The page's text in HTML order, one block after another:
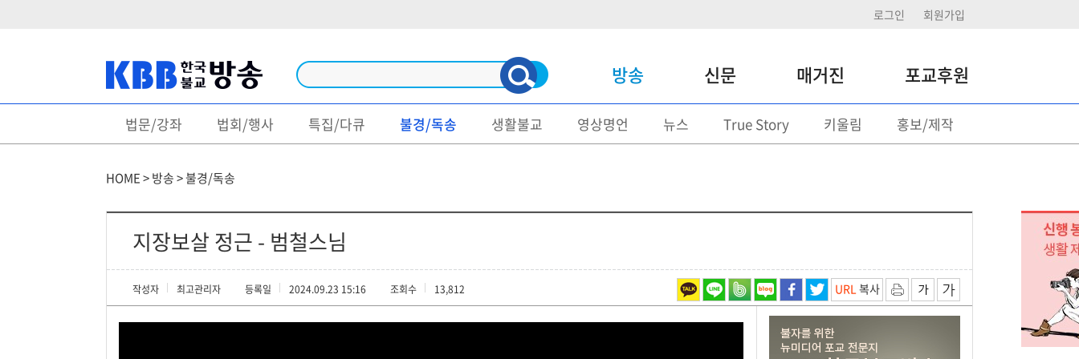
로그인 회원가입
방송 신문 매거진 포교후원
방송
법문/강좌
특집/다큐
불경/독송
생활불교
영상명언
신문
지역소식
종교
매거진
화보/출사
국보/보물
폐사지답사
포교후원
법문/강좌 법회/행사 특집/다큐 불경/독송 생활불교 영상명언 뉴스 True Story 키울림 홍보/제작
HOME > 방송 > 불경/독송
지장보살 정근 - 범철스님
작성자 최고관리자 등록일 2024.09.23 15:16 조회수 13,812 URL 복사